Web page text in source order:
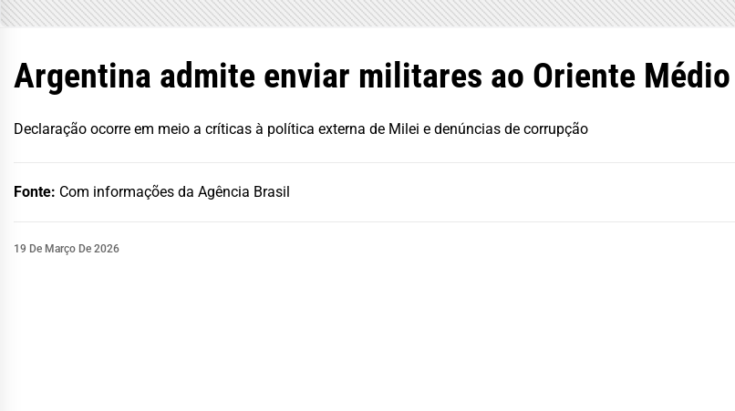
Argentina admite enviar militares ao Oriente
Declaração ocorre em meio a críticas à política externa de Milei e denúncias de corrupção
Fonte: Com informações da Agência Brasil
19 De Março De 2026